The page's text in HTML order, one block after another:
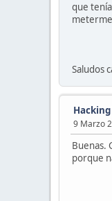
que
Saludos
9 Marzo
Buenas.
porque